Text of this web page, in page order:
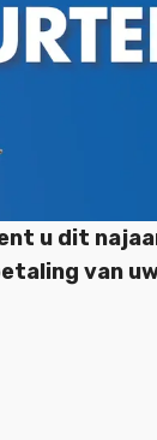
u dit
van